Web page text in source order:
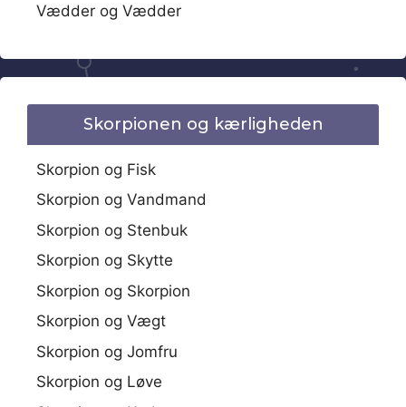
Vædder og Vædder
Skorpionen og kærligheden
Skorpion og Fisk
Skorpion og Vandmand
Skorpion og Stenbuk
Skorpion og Skytte
Skorpion og Skorpion
Skorpion og Vægt
Skorpion og Jomfru
Skorpion og Løve